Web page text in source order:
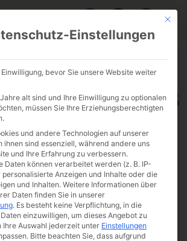
JOBS
FUHRPARK
Mit
Einstellungen
bevor Sie unsere Website weiter
alt sind und Ihre Einwilligung zu optionalen
müssen Sie Ihre Erziehungsberechtigten
und andere Technologien auf unserer
ihnen sind essenziell, während andere uns
und Ihre Erfahrung zu verbessern.
Daten können verarbeitet werden (z. B. IP-
personalisierte Anzeigen und Inhalte oder die
und Inhalten. Weitere Informationen über
Daten finden Sie in unserer
. Es besteht keine Verpflichtung, in die
einzuwilligen, um dieses Angebot zu
Ihre Auswahl jederzeit unter Einstellungen
Bitte beachten Sie, dass aufgrund